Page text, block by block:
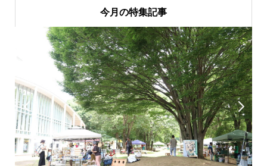
今月の特集記事
 